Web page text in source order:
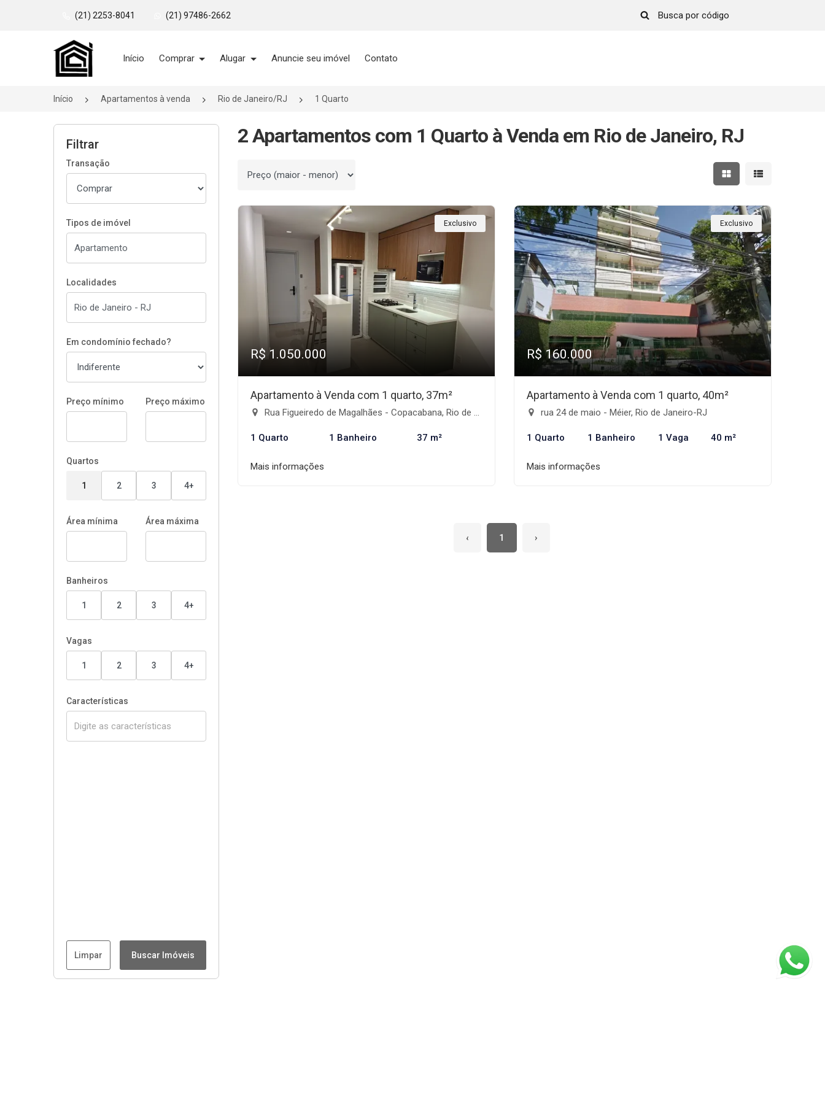
(21) 2253-8041 (21) 97486-2662
Página inicial
Início Comprar Alugar Anuncie seu imóvel Contato
Início Apartamentos à venda Rio de Janeiro/RJ 1 Quarto
Filtrar
Transação
Tipos de imóvel
Localidades
Em condomínio fechado?
Preço mínimo Preço máximo
Quartos
1 2 3 4+
Área mínima Área máxima
Banheiros
1 2 3 4+
Vagas
1 2 3 4+
Características
Limpar Buscar Imóveis
2 Apartamentos com 1 Quarto à Venda em Rio de Janeiro, RJ
Ordenar por Mostrar resultados em
Mostrar
Exclusivo
R$ 1.050.000
Apartamento à Venda com 1 quarto, 37m²
Rua Figueiredo de Magalhães - Copacabana, Rio de Janeiro-RJ
1 Quarto 1 Banheiro 37 m²
Mais informações
Exclusivo
R$ 160.000
Apartamento à Venda com 1 quarto, 40m²
rua 24 de maio - Méier, Rio de Janeiro-RJ
1 Quarto 1 Banheiro 1 Vaga 40 m²
Mais informações
‹ 1 ›